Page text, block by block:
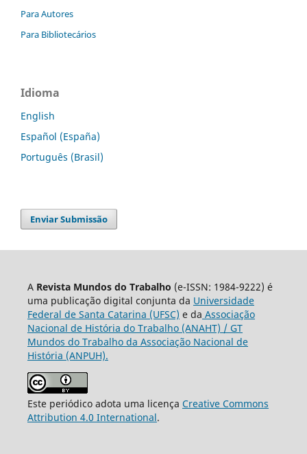
Para Autores
Para Bibliotecários
Idioma
English
Español (España)
Português (Brasil)
Enviar Submissão
A Revista Mundos do Trabalho (e-ISSN: 1984-9222) é
uma publicação digital conjunta da Universidade
Federal de Santa Catarina (UFSC) e da Associação
Nacional de História do Trabalho (ANAHT) / GT
Mundos do Trabalho da Associação Nacional de
História (ANPUH).
Este periódico adota uma licença Creative Commons
Attribution 4.0 International.